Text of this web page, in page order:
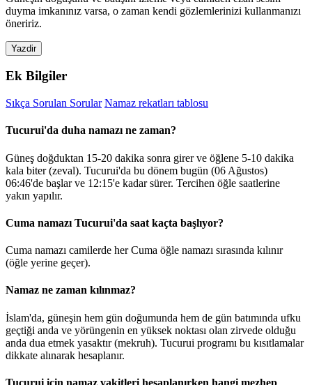
duyma imkanınız varsa, o zaman kendi gözlemlerinizi kullanmanızı
öneririz.
Yazdir
Ek Bilgiler
Sıkça Sorulan Sorular Namaz rekatları tablosu
Tucurui'da duha namazı ne zaman?
Güneş doğduktan 15-20 dakika sonra girer ve öğlene 5-10 dakika
kala biter (zeval). Tucurui'da bu dönem bugün (06 Ağustos)
06:46'de başlar ve 12:15'e kadar sürer. Tercihen öğle saatlerine
yakın yapılır.
Cuma namazı Tucurui'da saat kaçta başlıyor?
Cuma namazı camilerde her Cuma öğle namazı sırasında kılınır
(öğle yerine geçer).
Namaz ne zaman kılınmaz?
İslam'da, güneşin hem gün doğumunda hem de gün batımında ufku
geçtiği anda ve yörüngenin en yüksek noktası olan zirvede olduğu
anda dua etmek yasaktır (mekruh). Tucurui programı bu kısıtlamalar
dikkate alınarak hesaplanır.
Tucurui için namaz vakitleri hesaplanırken hangi mezhep